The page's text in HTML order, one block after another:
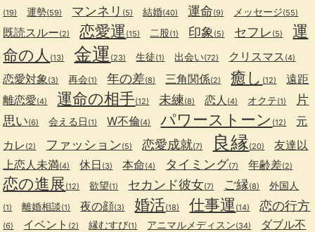
(19) 運勢(59) マンネリ (5) 結婚(40) 運命(9) メッセージ(55)
既読スルー(2) 恋愛運 (15) 二股(1) 印象 (5) セフレ (5)
運
命の人 (13) 金運 (23) 生徒(1) 出会い(72) クリスマス (4)
恋愛対象 (3) 再会(1) 年の差(8) 三角関係(2) 癒し (12)
遠距
離恋愛(4) 運命の相手(12) 未練(8) 恋人 (4) オクテ(1)
片
思い(6) 会える日 (1) W不倫(4) パワーストーン (12)
元
カレ (2) ファッション(5) 恋愛成就(7) 良縁(20)
友達以
上恋人未満(4) 休日 (3) 本命(4) タイミング(7) 年齢差(2)
恋の進展(12) 欲望(1) セカンド彼女(7) ご縁(8) 外国人
(1) 離婚相談(1) 夜の顔(3) 婚活(18) 仕事運 (14) 恋の行方
(6) イベント (2) 縁むすび(1) アニマルメディスン(34)
ダブル不